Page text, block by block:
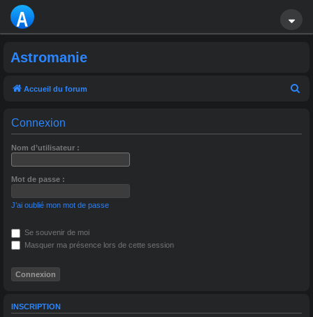
A
T
R
O
M
A
NI
E
Astromanie
Accueil du forum
Connexion
Nom d’utilisateur :
Mot de passe :
J’ai oublié mon mot de passe
Se souvenir de moi
Masquer ma présence lors de cette session
INSCRIPTION